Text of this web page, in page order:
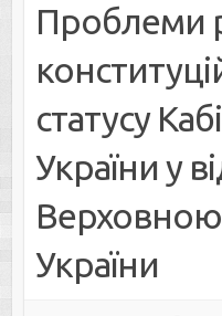
Проблеми
статусу
України у
України